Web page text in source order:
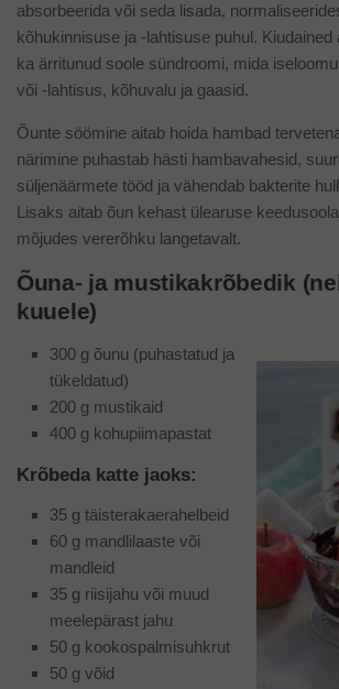
absorbeerida või seda lisada,
kõhukinnisuse ja -lahtisuse puhul. Kiudained
ka ärritunud soole sündroomi, mida
või -lahtisus, kõhuvalu ja gaasid.
Õunte söömine aitab hoida hambad
närimine puhastab hästi hambavahesid,
süljenäärmete tööd ja vähendab bakterite
Lisaks aitab õun kehast ülearuse
mõjudes vererõhku langetavalt.
Õuna- ja mustikakrõbedik (
kuuele)
300 g õunu (puhastatud ja
tükeldatud)
200 g mustikaid
400 g kohupiimapastat
Krõbeda katte jaoks:
35 g täisterakaerahelbeid
60 g mandlilaaste või
mandleid
35 g riisijahu või muud
meelepärast jahu
50 g kookospalmisuhkrut
50 g võid